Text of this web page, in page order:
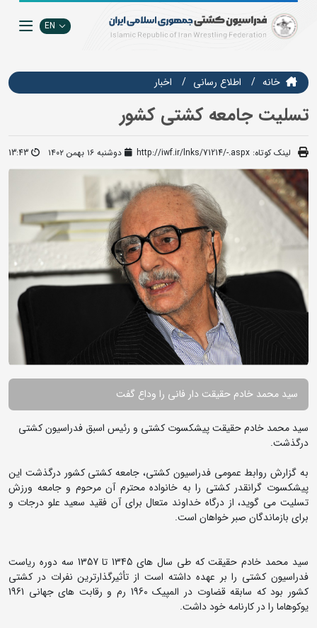
EN
خانه اطلاع رسانی اخبار
تسلیت جامعه کشتی کشور
لینک کوتاه: http://iwf.ir/lnks/71214/-.aspx دوشنبه ۱۶ بهمن ۱۴۰۲ 13:43
سید محمد خادم حقیقت دار فانی را وداع گفت
سید محمد خادم حقیقت پیشکسوت کشتی و رئیس اسبق فدراسیون کشتی
درگذشت.
به گزارش روابط عمومی فدراسیون کشتی، جامعه کشتی کشور درگذشت این
پیشکسوت گرانقدر کشتی را به خانواده محترم آن مرحوم و جامعه ورزش
تسلیت می گوید، از درگاه خداوند متعال برای آن فقید سعید علو درجات و
برای بازماندگان صبر خواهان است.
سید محمد خادم حقیقت که طی سال های 1345 تا 1357 سه دوره ریاست
فدراسیون کشتی را بر عهده داشته است از تأثیرگذارترین نفرات در کشتی
کشور بود که سابقه قضاوت در المپیک 1960 رم و رقابت های جهانی 1961
یوکوهاما را در کارنامه خود داشت.